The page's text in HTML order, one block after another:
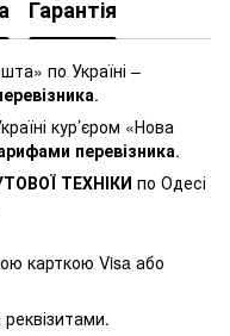
Гарантія
по Україні –
.
кур’єром «Нова
перевізника.
ТЕХНІКИ по Одесі
карткою Visa або